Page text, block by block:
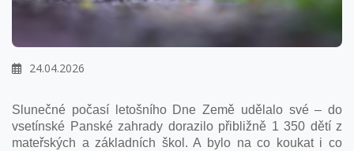
24.04.2026
Slunečné počasí letošního Dne Země udělalo své – do
vsetínské Panské zahrady dorazilo přibližně 1 350 dětí z
mateřských a základních škol. A bylo na co koukat i co